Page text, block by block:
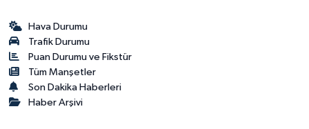
Hava Durumu
Trafik Durumu
Puan Durumu ve Fikstür
Tüm Manşetler
Son Dakika Haberleri
Haber Arşivi